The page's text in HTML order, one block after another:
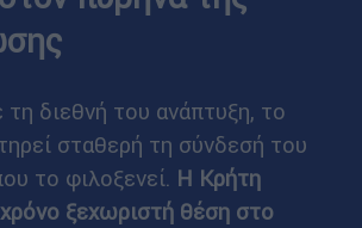
διεθνή του ανάπτυξη, το
σταθερή τη σύνδεσή του
το φιλοξενεί. Η Κρήτη
ξεχωριστή θέση στο